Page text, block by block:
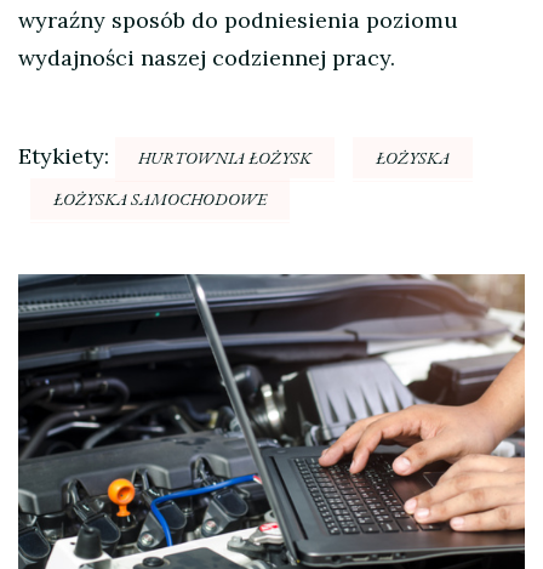
wyraźny sposób do podniesienia poziomu
wydajności naszej codziennej pracy.
Etykiety: HURTOWNIA ŁOŻYSK
ŁOŻYSKA
ŁOŻYSKA SAMOCHODOWE
Nawigacja
wpisu